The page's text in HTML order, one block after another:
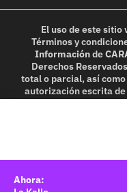
El uso de este
Términos y
Informaciónde
Derechos
total o parcial, así
autorización escrita
in part, or